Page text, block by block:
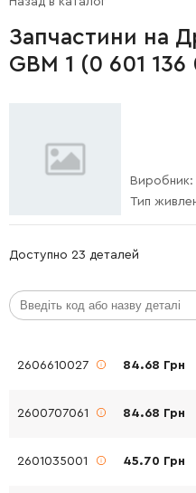
Запчастини на
GBM 1 (0 601 136
Виробник:
Тип
Доступно 23 деталей
2606610027 84.68 Грн
2600707061 84.68 Грн
2601035001 45.70 Грн